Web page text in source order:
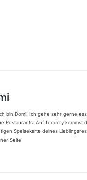
bin Domi. Ich gehe sehr gerne
Restaurants. Auf foodcry kommst
Speisekarte deines
Seite